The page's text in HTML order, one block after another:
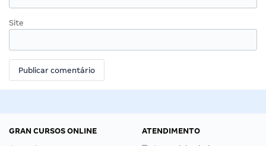
Site
GRAN CURSOS ONLINE
ATENDIMENTO